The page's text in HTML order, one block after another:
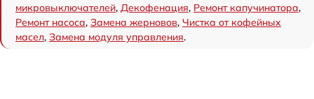
микровыключателей, Декофенация, Ремонт капучинатора,
Ремонт насоса, Замена жерновов, Чистка от кофейных
масел, Замена модуля управления.